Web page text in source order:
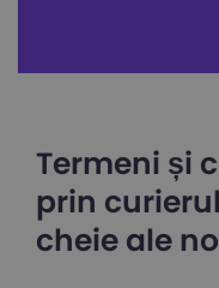
Termeni și
prin
cheie ale